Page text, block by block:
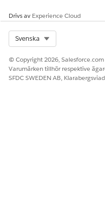
Drivs av Experience Cloud
Svenska
© Copyright 2026,
Varumärken tillhör respektive
SFDC SWEDEN AB,